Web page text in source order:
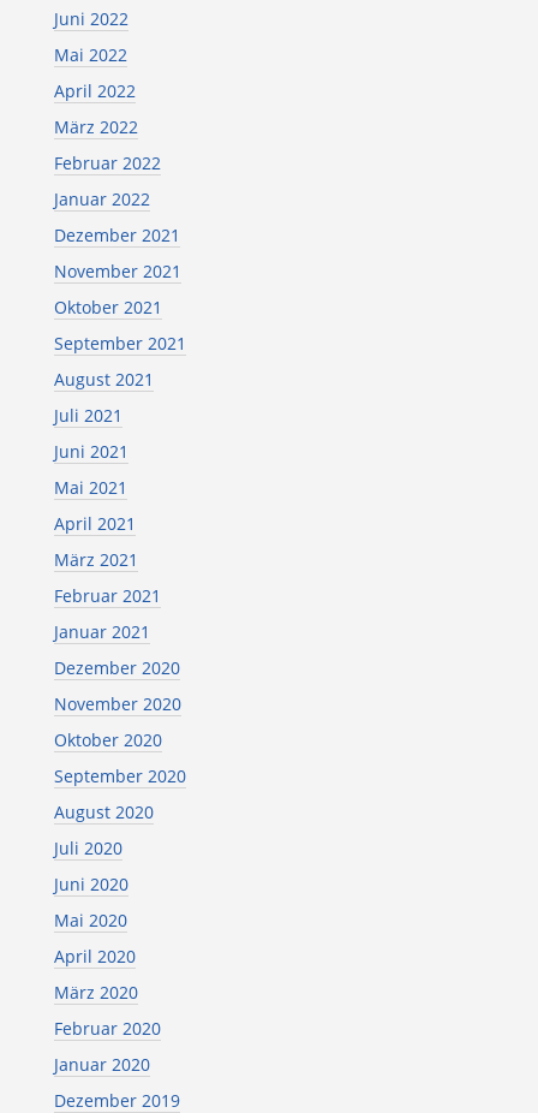
Juni 2022
Mai 2022
April 2022
März 2022
Februar 2022
Januar 2022
Dezember 2021
November 2021
Oktober 2021
September 2021
August 2021
Juli 2021
Juni 2021
Mai 2021
April 2021
März 2021
Februar 2021
Januar 2021
Dezember 2020
November 2020
Oktober 2020
September 2020
August 2020
Juli 2020
Juni 2020
Mai 2020
April 2020
März 2020
Februar 2020
Januar 2020
Dezember 2019